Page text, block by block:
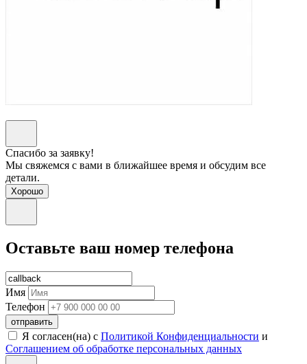
Спасибо за заявку!
Мы свяжемся с вами в ближайшее время и обсудим все
детали.
Хорошо
Оставьте ваш номер телефона
Имя
Телефон
отправить
Я согласен(на) с Политикой Конфиденциальности и
Соглашением об обработке персональных данных